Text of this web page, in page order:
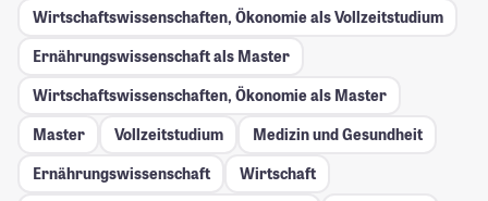
Wirtschaftswissenschaften, Ökonomie als Vollzeitstudium
Ernährungswissenschaft als Master
Wirtschaftswissenschaften, Ökonomie als Master
Master
Vollzeitstudium
Medizin und Gesundheit
Ernährungswissenschaft
Wirtschaft